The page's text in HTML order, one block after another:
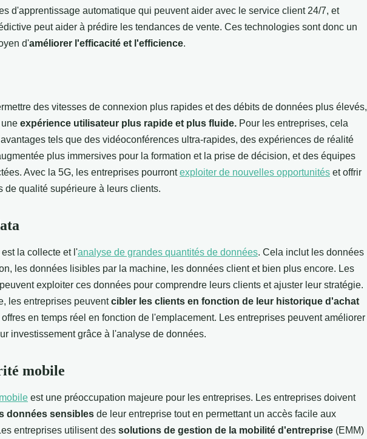
d'apprentissage automatique qui peuvent aider avec le service client 24/7, et
peut aider à prédire les tendances de vente. Ces technologies sont donc un
d'améliorer l'efficacité et l'efficience.
des vitesses de connexion plus rapides et des débits de données plus élevés,
expérience utilisateur plus rapide et plus fluide. Pour les entreprises, cela
tels que des vidéoconférences ultra-rapides, des expériences de réalité
plus immersives pour la formation et la prise de décision, et des équipes
Avec la 5G, les entreprises pourrontexploiter de nouvelles opportunités et offrir
de qualité supérieure à leurs clients.
est la collecte et l'analyse de grandes quantités de données. Cela inclut les données
les données lisibles par la machine, les données client et bien plus encore. Les
exploiter ces données pour comprendre leurs clients et ajuster leur stratégie.
les entreprises peuventcibler les clients en fonction de leur historique d'achat
en temps réel en fonction de l'emplacement. Les entreprises peuvent améliorer
investissement grâce à l'analyse de données.
mobile
est une préoccupation majeure pour les entreprises. Les entreprises doivent
données sensibles de leur entreprise tout en permettant un accès facile aux
entreprises utilisent des solutions de gestion de la mobilité d'entreprise (EMM)